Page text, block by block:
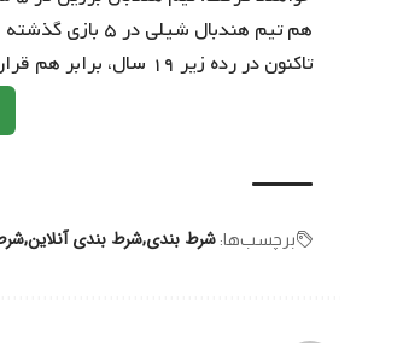
تاکنون در رده زیر ۱۹ سال، برابر هم قرار نگرفته اند و این نخستین بازی تاریخ این دو کشور در این رده سنی می باشد.
برچسب‌‌ها: شرط بندیشرط بندی آنلاین